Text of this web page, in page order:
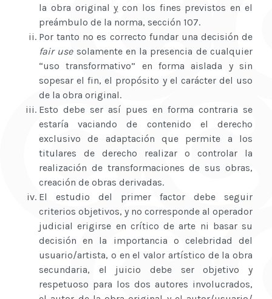
la obra originaly con los fines previstos en el
preámbulo de la norma, sección 107.
Por tanto no es correcto fundar una decisión de
fair usesolamente en la presencia de cualquier
“uso transformativo” en forma aislada y sin
sopesar el fin, el propósito y el carácter del uso
de la obra original.
Esto debe ser así pues en forma contraria se
estaría vaciando de contenido el derecho
exclusivo de adaptación que permite a los
titulares de derecho realizar o controlar la
realización de transformaciones de sus obras,
creación de obras derivadas.
El estudio del primer factor debe seguir
criterios objetivos, y no corresponde al operador
judicial erigirse en crítico de arte ni basar su
decisión en la importancia o celebridad del
usuario/artista, o en el valor artístico de la obra
secundaria, el juicio debe ser objetivo y
respetuoso para los dos autores involucrados,